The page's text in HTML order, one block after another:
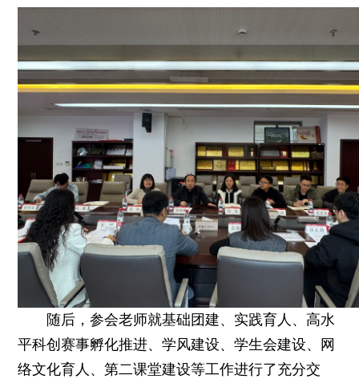
随后，参会老师就基础团建、实践育人、高水
平科创赛事孵化推进、学风建设、学生会建设、网
络文化育人、第二课堂建设等工作进行了充分交